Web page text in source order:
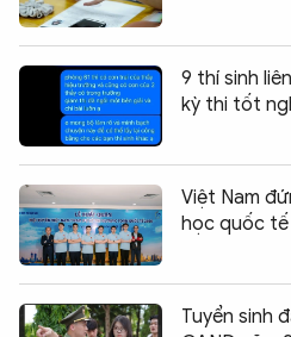
9 thí sinh
kỳ thi tốt
Việt Nam
học quốc tế
Tuyển sinh